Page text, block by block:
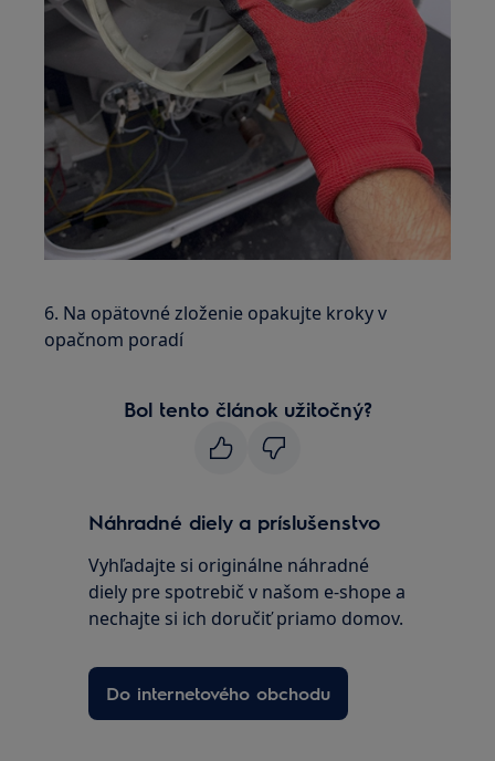
6. Na opätovné zloženie opakujte kroky v
opačnom poradí
Bol tento článok užitočný?
Náhradné diely a príslušenstvo
Vyhľadajte si originálne náhradné
diely pre spotrebič v našom e-shope a
nechajte si ich doručiť priamo domov.
Do internetového obchodu